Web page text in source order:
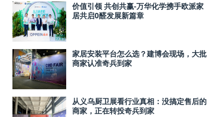
价值引领 共创共赢-万华化学携手欧派家
居共启0醛发展新篇章
家居安装平台怎么选？建博会现场，大批
商家认准奇兵到家
从义乌厨卫展看行业真相：没搞定售后的
商家，正在转投奇兵到家